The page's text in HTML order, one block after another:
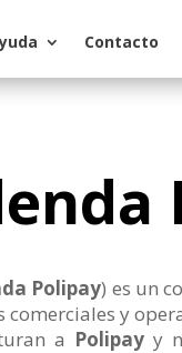
Contacto
Polipay) es un
y
a Polipay y